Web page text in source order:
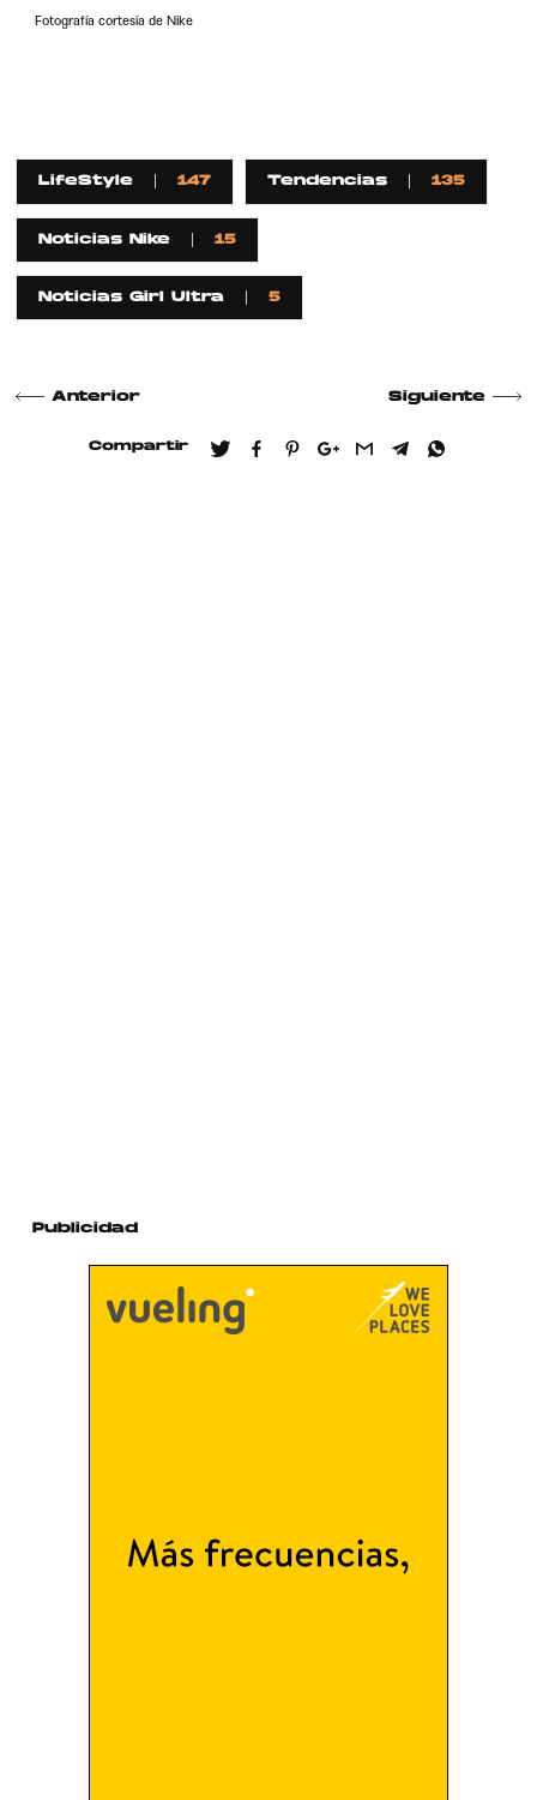
Fotografía cortesía de Nike
LifeStyle 147 Tendencias 135
Noticias Nike 15
Noticias Girl Ultra 5
Anterior Siguiente
Compartir
Publicidad